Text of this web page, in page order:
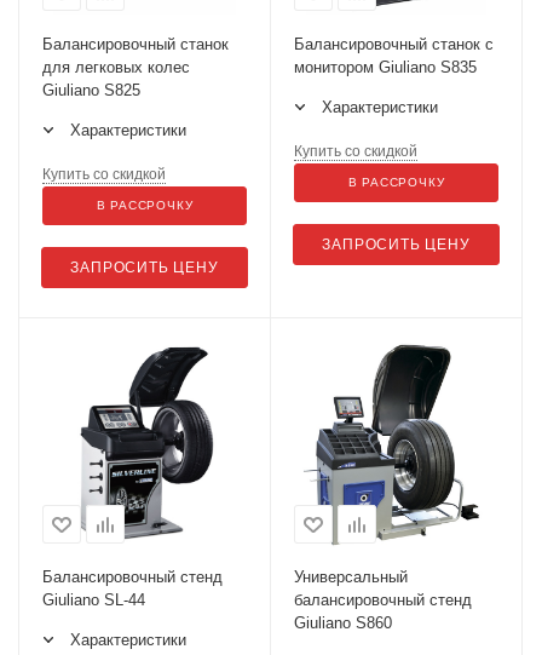
Балансировочный станок
для легковых колес
Giuliano S825
Характеристики
ЗАПРОСИТЬ ЦЕНУ
Купить со скидкой
В РАССРОЧКУ
Балансировочный станок с
монитором Giuliano S835
Характеристики
ЗАПРОСИТЬ ЦЕНУ
Купить со скидкой
В РАССРОЧКУ
Балансировочный стенд
Giuliano SL-44
Характеристики
Универсальный
балансировочный стенд
Giuliano S860